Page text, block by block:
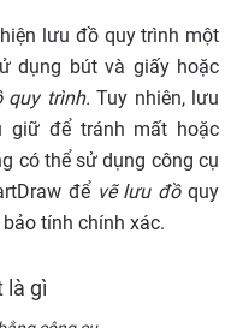
lưu đồ quy trình một
dụng bút và giấy hoặc
quy trình. Tuy nhiên, lưu
giữ để tránh mất hoặc
có thể sử dụng công cụ
để vẽ lưu đồquy
tính chính xác.